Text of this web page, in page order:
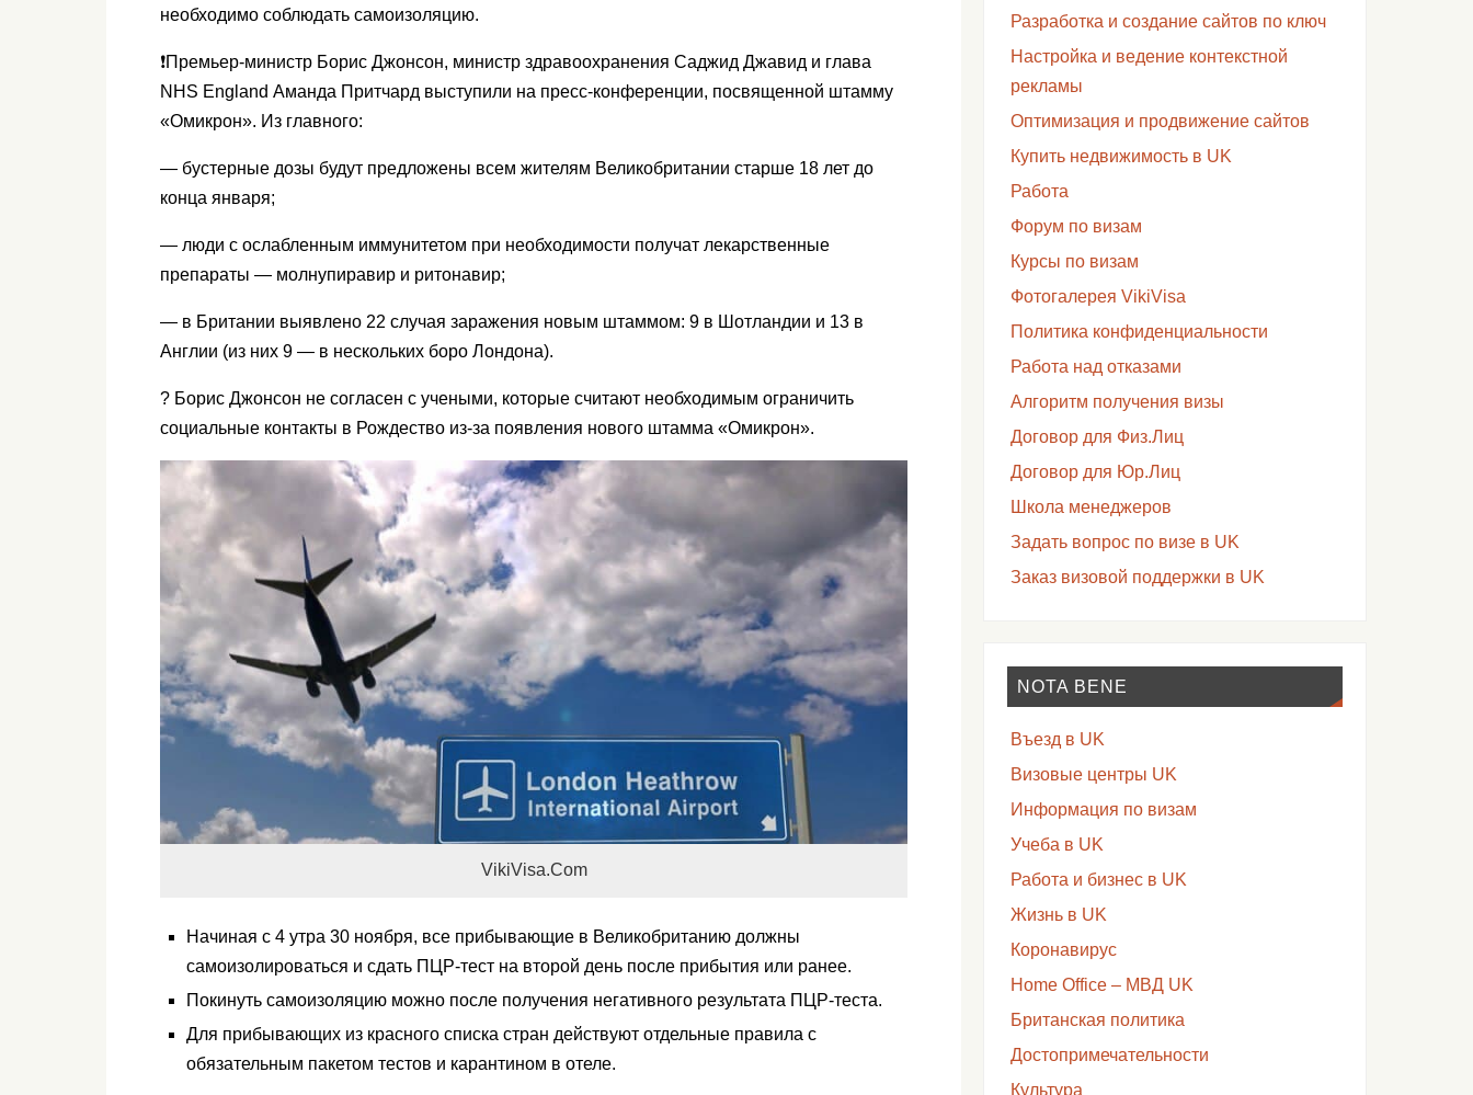
необходимо соблюдать самоизоляцию.
❗️Премьер-министр Борис Джонсон, министр здравоохранения Саджид Джавид и глава
NHS England Аманда Притчард выступили на пресс-конференции, посвященной штамму
«Омикрон». Из главного:
— бустерные дозы будут предложены всем жителям Великобритании старше 18 лет до
конца января;
— люди с ослабленным иммунитетом при необходимости получат лекарственные
препараты — молнупиравир и ритонавир;
— в Британии выявлено 22 случая заражения новым штаммом: 9 в Шотландии и 13 в
Англии (из них 9 — в нескольких боро Лондона).
? Борис Джонсон не согласен с учеными, которые считают необходимым ограничить
социальные контакты в Рождество из-за появления нового штамма «Омикрон».
VikiVisa.Com
Начиная с 4 утра 30 ноября, все прибывающие в Великобританию должны
самоизолироваться и сдать ПЦР-тест на второй день после прибытия или ранее.
Покинуть самоизоляцию можно после получения негативного результата ПЦР-теста.
Для прибывающих из красного списка стран действуют отдельные правила с
обязательным пакетом тестов и карантином в отеле.
Разработка и создание сайтов по ключ
Настройка и ведение контекстной
рекламы
Оптимизация и продвижение сайтов
Купить недвижимость в UK
Работа
Форум по визам
Курсы по визам
Фотогалерея VikiVisa
Политика конфиденциальности
Работа над отказами
Алгоритм получения визы
Договор для Физ.Лиц
Договор для Юр.Лиц
Школа менеджеров
Задать вопрос по визе в UK
Заказ визовой поддержки в UK
NOTA BENE
Въезд в UK
Визовые центры UK
Информация по визам
Учеба в UK
Работа и бизнес в UK
Жизнь в UK
Коронавирус
Home Office – МВД UK
Британская политика
Достопримечательности
Культура